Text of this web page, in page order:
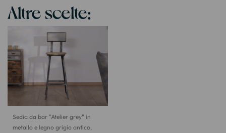
Altre scelte:
Sedia da bar "Atelier grey" in
metallo e legno grigio antico,